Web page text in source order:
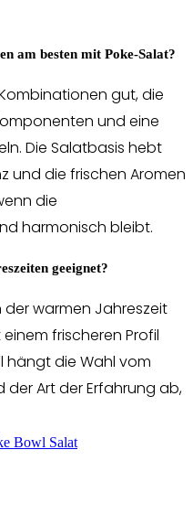
am besten mit Poke-Salat?
gut, die
und eine
Die Salatbasis hebt
und die frischen Aromen
die
harmonisch bleibt.
geeignet?
der warmen Jahreszeit
frischeren Profil
hängt die Wahl vom
Art der Erfahrung ab,
Bowl Salat